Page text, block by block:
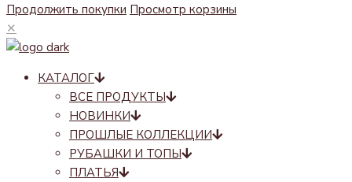
Продолжить покупки Просмотр корзины
✕
КАТАЛОГ
ВСЕ ПРОДУКТЫ
НОВИНКИ
ПРОШЛЫЕ КОЛЛЕКЦИИ
РУБАШКИ И ТОПЫ
ПЛАТЬЯ